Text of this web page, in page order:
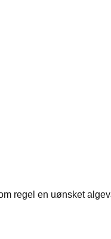
regel en uønsket